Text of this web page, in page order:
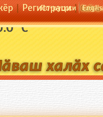
|Регистраци|Сайта
По-русски
°C Качакан